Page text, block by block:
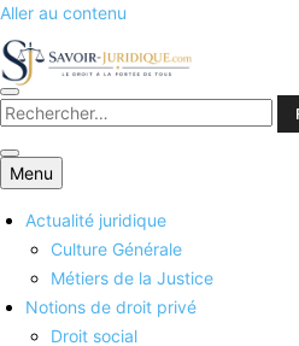
Aller au contenu
Savoirs juridiques
Menu
Actualité juridique
Culture Générale
Métiers de la Justice
Notions de droit privé
Droit social